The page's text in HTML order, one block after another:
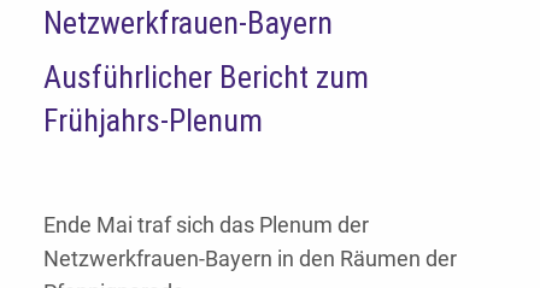
Netzwerkfrauen-Bayern
Ausführlicher Bericht zum
Frühjahrs-Plenum
Ende Mai traf sich das Plenum der
Netzwerkfrauen-Bayern in den Räumen der